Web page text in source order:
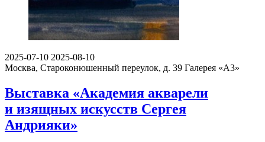
2025-07-10 2025-08-10
Москва, Староконюшенный переулок, д. 39 Галерея «А3»
Выставка «Академия акварели
и изящных искусств Сергея
Андрияки»